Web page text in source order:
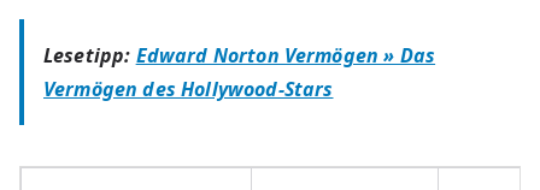
Lesetipp: Edward Norton Vermögen » Das
Vermögen des Hollywood-Stars